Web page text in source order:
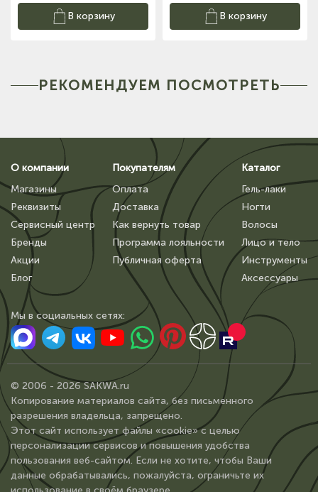
В корзину В корзину
РЕКОМЕНДУЕМ ПОСМОТРЕТЬ
О компании
Магазины
Реквизиты
Сервисный центр
Бренды
Акции
Блог
Покупателям
Оплата
Доставка
Как вернуть товар
Программа лояльности
Публичная оферта
Каталог
Гель-лаки
Ногти
Волосы
Лицо и тело
Инструменты
Аксессуары
Мы в сoциальных сетях:
© 2006 - 2026 SAKWA.ru
Копирование материалов сайта, без письменного
разрешения владельца, запрещено.
Этот сайт использует файлы «cookie» с целью
персонализации сервисов и повышения удобства
пользования веб-сайтом. Если не хотите, чтобы Ваши
данные обрабатывались, пожалуйста, ограничьте их